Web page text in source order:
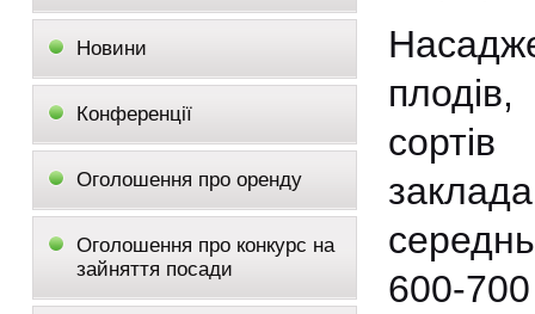
Новини
Конференції
Оголошення про оренду
Оголошення про конкурс на
зайняття посади
600-